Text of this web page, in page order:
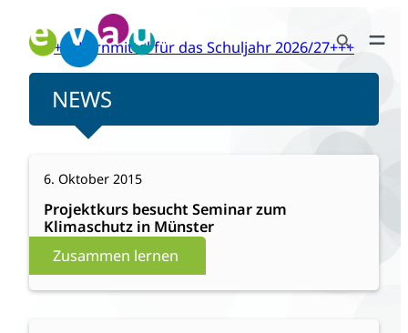
Inhalt
springen
Search
for:
+++Lernmittel für das Schuljahr 2026/27+++
NEWS
Zusammen lernen
6. Oktober 2015
Projektkurs besucht Seminar zum
Klimaschutz in Münster
Projektkurs
besucht
Seminar
zum
Klimaschutz
in